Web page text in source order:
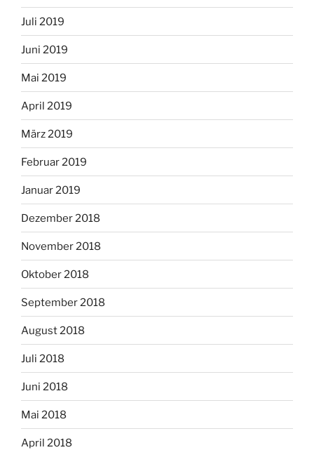
Juli 2019
Juni 2019
Mai 2019
April 2019
März 2019
Februar 2019
Januar 2019
Dezember 2018
November 2018
Oktober 2018
September 2018
August 2018
Juli 2018
Juni 2018
Mai 2018
April 2018